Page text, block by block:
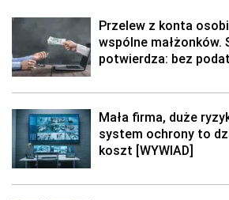
Przelew z konta
wspólne małżonków.
potwierdza: bez
Mała firma, duże
system ochrony to
koszt [WYWIAD]